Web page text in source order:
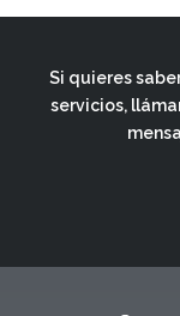
Si quieres
servicios,